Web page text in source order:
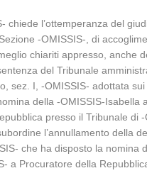
chiede l’ottemperanza del
-OMISSIS-, di
chiariti appresso, anche
del Tribunale
sez. I, -OMISSIS- adottata sui
della -OMISSIS-Isabella a
presso il Tribunale di -
l’annullamento della
che ha disposto la nomina
a Procuratore della